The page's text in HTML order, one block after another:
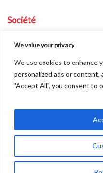
We value your privacy
We use cookies to enhance
personalized ads or content,
"Accept All", you consent to
Société
Équipement
Autres
Nous trouver